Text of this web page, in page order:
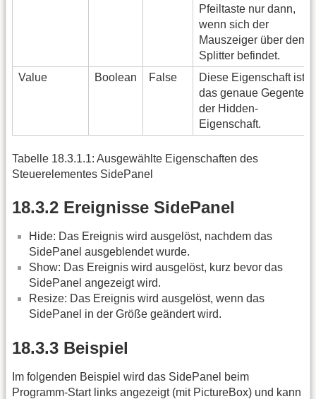
Pfeiltaste nur dann,
wenn sich der
Mauszeiger über dem
Splitter befindet.
Value
Boolean False
Diese Eigenschaft ist
das genaue Gegenteil
der Hidden-
Eigenschaft.
Tabelle 18.3.1.1: Ausgewählte Eigenschaften des
Steuerelementes SidePanel
18.3.2 Ereignisse SidePanel
Hide: Das Ereignis wird ausgelöst, nachdem das
SidePanel ausgeblendet wurde.
Show: Das Ereignis wird ausgelöst, kurz bevor das
SidePanel angezeigt wird.
Resize: Das Ereignis wird ausgelöst, wenn das
SidePanel in der Größe geändert wird.
18.3.3 Beispiel
Im folgenden Beispiel wird das SidePanel beim
Programm-Start links angezeigt (mit PictureBox) und kann